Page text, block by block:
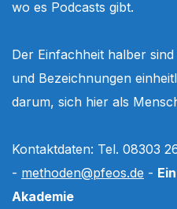
wo es Podcasts gibt.
Der Einfachheit halber
und Bezeichnungen
darum, sich hier als
Kontaktdaten: Tel. 08303
- methoden@pfeos.de -
Akademie